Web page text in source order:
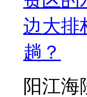
边大排
趟？
阳江海